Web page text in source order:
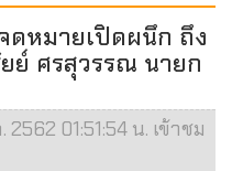
ดหมายเปิดผนึก ถึง
ย์ ศรสุวรรณ นายก
01:51:54 น. เข้าชม